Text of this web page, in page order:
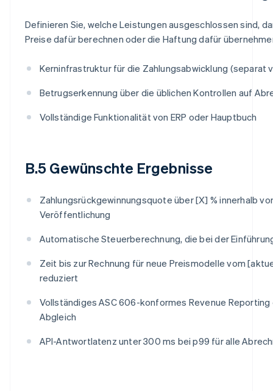
Definieren Sie, welche Leistungen ausgeschlossen sind,
Preise dafür berechnen oder die Haftung dafür
Kerninfrastruktur für die Zahlungsabwicklung (separat
Betrugserkennung über die üblichen Kontrollen auf
Vollständige Funktionalität von ERP oder Hauptbuch
B.5 Gewünschte Ergebnisse
Zahlungsrückgewinnungsquote über [X] % innerhalb
Veröffentlichung
Automatische Steuerberechnung, die bei der
Zeit bis zur Rechnung für neue Preismodelle vom
reduziert
Vollständiges ASC 606-konformes Revenue Reporting
Abgleich
API-Antwortlatenz unter 300 ms bei p99 für alle